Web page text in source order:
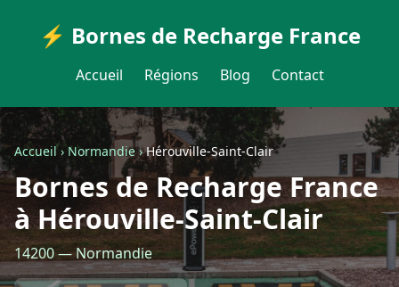
⚡ Bornes de Recharge France
Accueil Régions Blog Contact
Accueil›Normandie›Hérouville-Saint-Clair
Bornes de Recharge France
à Hérouville-Saint-Clair
14200 — Normandie